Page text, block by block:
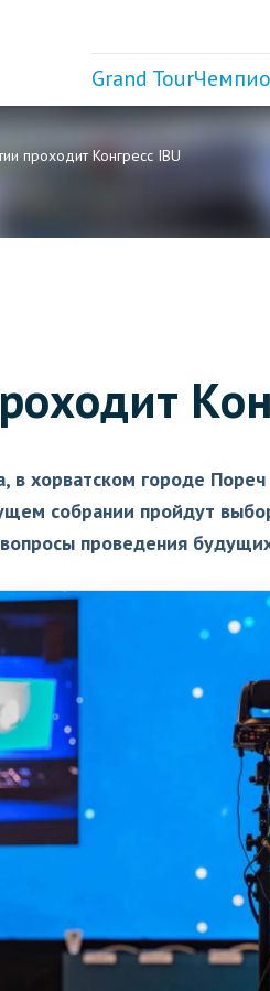
Grand Tour
проходит Конгресс IBU
в хорватском городе
собрании пройдут
проведения